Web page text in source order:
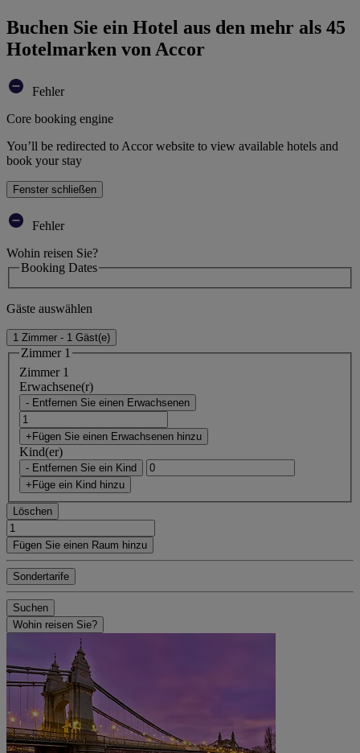
Buchen Sie ein Hotel aus den mehr als 45
Hotelmarken von Accor
Fehler
Core booking engine
You’ll be redirected to Accor website to view available hotels and
book your stay
Fenster schließen
Fehler
Wohin reisen Sie?
Booking Dates
Gäste auswählen
1 Zimmer - 1 Gäst(e)
Zimmer 1
Zimmer 1
Erwachsene(r)
- Entfernen Sie einen Erwachsenen
+Fügen Sie einen Erwachsenen hinzu
Kind(er)
- Entfernen Sie ein Kind
+Füge ein Kind hinzu
Löschen
Fügen Sie einen Raum hinzu
Sondertarife
Suchen
Wohin reisen Sie?